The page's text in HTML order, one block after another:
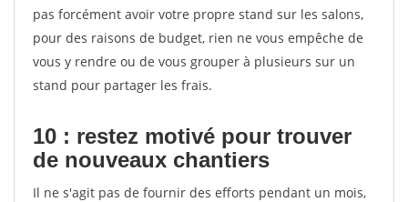
pas forcément avoir votre propre stand sur les salons,
pour des raisons de budget, rien ne vous empêche de
vous y rendre ou de vous grouper à plusieurs sur un
stand pour partager les frais.
10 : restez motivé pour trouver
de nouveaux chantiers
Il ne s'agit pas de fournir des efforts pendant un mois,